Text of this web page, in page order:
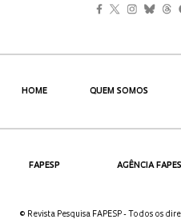
HOME QUEM SOMOS
FAPESP AGÊNCIA
© Revista Pesquisa FAPESP - Todos os